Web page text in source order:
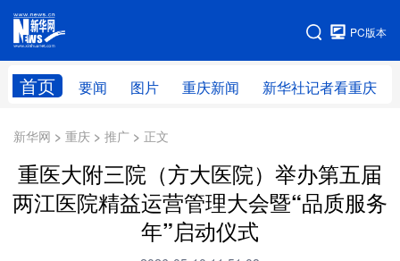
PC版本
首页 要闻 图片 重庆新闻 新华社记者看重庆
网站地图
新华网 > 重庆 > 推广 > 正文
重医大附三院（方大医院）举办第五届
两江医院精益运营管理大会暨“品质服务
年”启动仪式